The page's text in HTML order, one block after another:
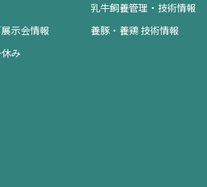
示会情報
み
乳牛飼養管理・技術情報
養豚・養鶏 技術情報